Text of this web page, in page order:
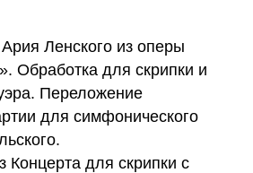
Ленского из оперы
Обработка для скрипки и
Переложение
для симфонического
для скрипки с